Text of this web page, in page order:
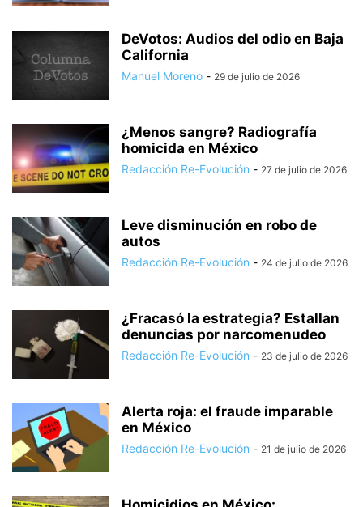
DeVotos: Audios del odio en Baja
California
Manuel Moreno - 29 de julio de 2026
¿Menos sangre? Radiografía
homicida en México
Redacción Re-Evolución - 27 de julio de 2026
Leve disminución en robo de
autos
Redacción Re-Evolución - 24 de julio de 2026
¿Fracasó la estrategia? Estallan
denuncias por narcomenudeo
Redacción Re-Evolución - 23 de julio de 2026
Alerta roja: el fraude imparable
en México
Redacción Re-Evolución - 21 de julio de 2026